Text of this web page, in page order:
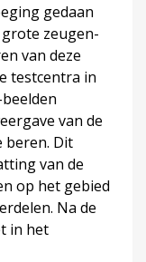
gedaan
zeugen-
van deze
testcentra in
van de
beren. Dit
van de
op het gebied
Na de
in het